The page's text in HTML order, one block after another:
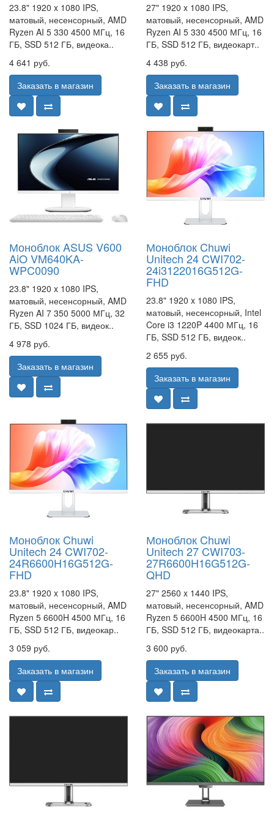
23.8" 1920 x 1080 IPS,
матовый, несенсорный, AMD
Ryzen AI 5 330 4500 МГц, 16
ГБ, SSD 512 ГБ, видеока..
4 641 руб.
Заказать в магазин
27" 1920 x 1080 IPS,
матовый, несенсорный, AMD
Ryzen AI 5 330 4500 МГц, 16
ГБ, SSD 512 ГБ, видеокарт..
4 438 руб.
Заказать в магазин
Моноблок ASUS V600
AiO VM640KA-
WPC0090
23.8" 1920 x 1080 IPS,
матовый, несенсорный, AMD
Ryzen AI 7 350 5000 МГц, 32
ГБ, SSD 1024 ГБ, видеок..
4 978 руб.
Заказать в магазин
Моноблок Chuwi
Unitech 24 CWI702-
24i3122016G512G-
FHD
23.8" 1920 x 1080 IPS,
матовый, несенсорный, Intel
Core i3 1220P 4400 МГц, 16
ГБ, SSD 512 ГБ, видеок..
2 655 руб.
Заказать в магазин
Моноблок Chuwi
Unitech 24 CWI702-
24R6600H16G512G-
FHD
23.8" 1920 x 1080 IPS,
матовый, несенсорный, AMD
Ryzen 5 6600H 4500 МГц, 16
ГБ, SSD 512 ГБ, видеокар..
3 059 руб.
Заказать в магазин
Моноблок Chuwi
Unitech 27 CWI703-
27R6600H16G512G-
QHD
27" 2560 x 1440 IPS,
матовый, несенсорный, AMD
Ryzen 5 6600H 4500 МГц, 16
ГБ, SSD 512 ГБ, видеокарта..
3 600 руб.
Заказать в магазин